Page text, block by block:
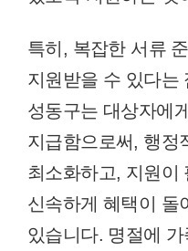
특히, 복잡한 서류
지원받을 수 있다는
성동구는 대상자에
지급함으로써, 행정
최소화하고, 지원이
신속하게 혜택이 돌
있습니다. 명절에